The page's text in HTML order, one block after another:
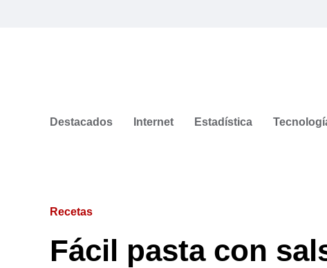
Destacados Internet Estadística
Recetas
Fácil pasta con